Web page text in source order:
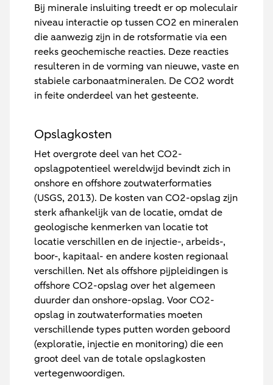
Bij minerale insluiting treedt er op moleculair
niveau interactie op tussen CO2 en mineralen
die aanwezig zijn in de rotsformatie via een
reeks geochemische reacties. Deze reacties
resulteren in de vorming van nieuwe, vaste en
stabiele carbonaatmineralen. De CO2 wordt
in feite onderdeel van het gesteente.
Opslagkosten
Het overgrote deel van het CO2-
opslagpotentieel wereldwijd bevindt zich in
onshore en offshore zoutwaterformaties
(USGS, 2013). De kosten van CO2-opslag zijn
sterk afhankelijk van de locatie, omdat de
geologische kenmerken van locatie tot
locatie verschillen en de injectie-, arbeids-,
boor-, kapitaal- en andere kosten regionaal
verschillen. Net als offshore pijpleidingen is
offshore CO2-opslag over het algemeen
duurder dan onshore-opslag. Voor CO2-
opslag in zoutwaterformaties moeten
verschillende types putten worden geboord
(exploratie, injectie en monitoring) die een
groot deel van de totale opslagkosten
vertegenwoordigen.